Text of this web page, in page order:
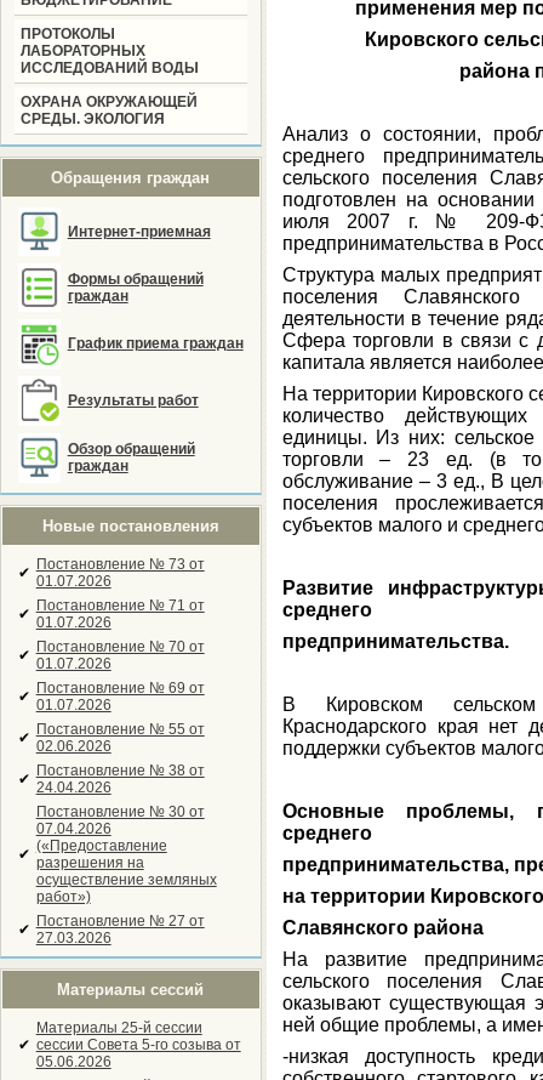
ПРОТОКОЛЫ
ЛАБОРАТОРНЫХ
ИССЛЕДОВАНИЙ ВОДЫ
ОХРАНА ОКРУЖАЮЩЕЙ
СРЕДЫ. ЭКОЛОГИЯ
Обращения граждан
Интернет-приемная
Формы обращений
граждан
График приема граждан
Результаты работ
Обзор обращений
граждан
Новые постановления
✔ Постановление № 73 от
01.07.2026
✔ Постановление № 71 от
01.07.2026
✔ Постановление № 70 от
01.07.2026
✔ Постановление № 69 от
01.07.2026
✔ Постановление № 55 от
02.06.2026
✔ Постановление № 38 от
24.04.2026
✔
Постановление № 30 от
07.04.2026
(«Предоставление
разрешения на
осуществление земляных
работ»)
✔ Постановление № 27 от
27.03.2026
Материалы сессий
✔
Материалы 25-й сессии
сессии Совета 5-го созыва от
05.06.2026
применения мер
Кировского
района
Анализ о состоянии,
среднего
сельского поселения
подготовлен на
июля 2007 г. № 209-ФЗ
предпринимательства в
Структура малых
поселения
деятельности в течение
Сфера торговли в связи с
капитала является
На территории Кировского
количество
единицы. Из них:
торговли – 23 ед. (в
обслуживание – 3 ед., В
поселения
субъектов малого и
Развитие
среднего
предпринимательства.
В Кировском
Краснодарского края нет
поддержки субъектов
Основные проблемы,
среднего
предпринимательства,
на территории
Славянского района
На развитие
сельского поселения
оказывают существующая
ней общие проблемы, а
-низкая доступность